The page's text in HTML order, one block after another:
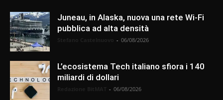
Juneau, in Alaska, nuova una rete Wi-Fi
pubblica ad alta densità
- 06/08/2026
L’ecosistema Tech italiano sfiora i 140
miliardi di dollari
- 06/08/2026